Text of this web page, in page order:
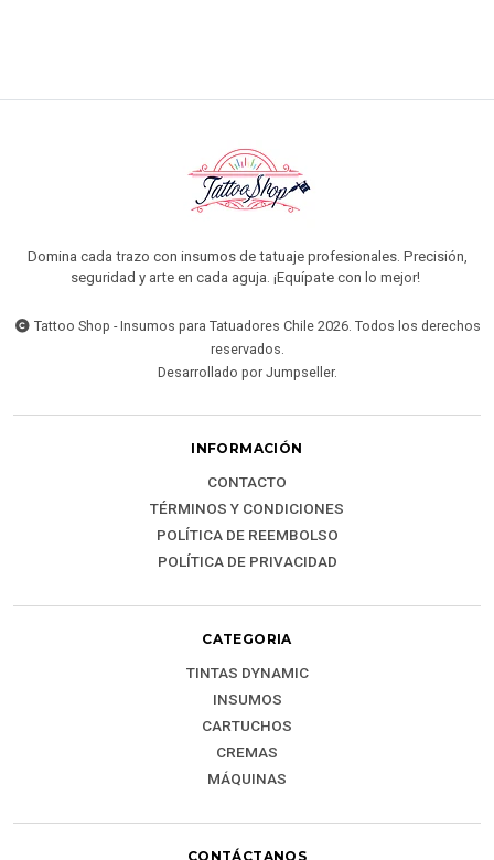
Domina cada trazo con insumos de tatuaje profesionales. Precisión,
seguridad y arte en cada aguja. ¡Equípate con lo mejor!
Tattoo Shop - Insumos para Tatuadores Chile 2026. Todos los derechos
reservados.
Desarrollado por Jumpseller.
INFORMACIÓN
CONTACTO
TÉRMINOS Y CONDICIONES
POLÍTICA DE REEMBOLSO
POLÍTICA DE PRIVACIDAD
CATEGORIA
TINTAS DYNAMIC
INSUMOS
CARTUCHOS
CREMAS
MÁQUINAS
CONTÁCTANOS